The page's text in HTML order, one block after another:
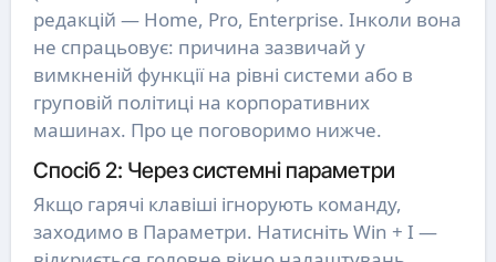
редакцій — Home, Pro, Enterprise. Інколи вона
не спрацьовує: причина зазвичай у
вимкненій функції на рівні системи або в
груповій політиці на корпоративних
машинах. Про це поговоримо нижче.
Спосіб 2: Через системні параметри
Якщо гарячі клавіші ігнорують команду,
заходимо в Параметри. Натисніть Win + I —